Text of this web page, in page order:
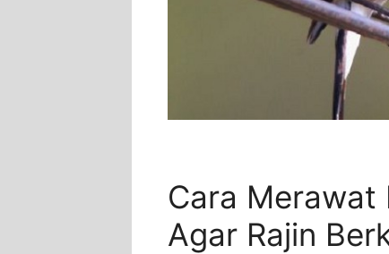
Cara Merawat
Agar Rajin